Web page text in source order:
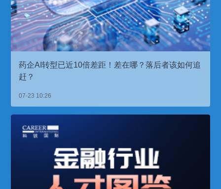
药企AI转型已近10倍差距！差在哪？落后者该如何追
赶？
07-23 10:26